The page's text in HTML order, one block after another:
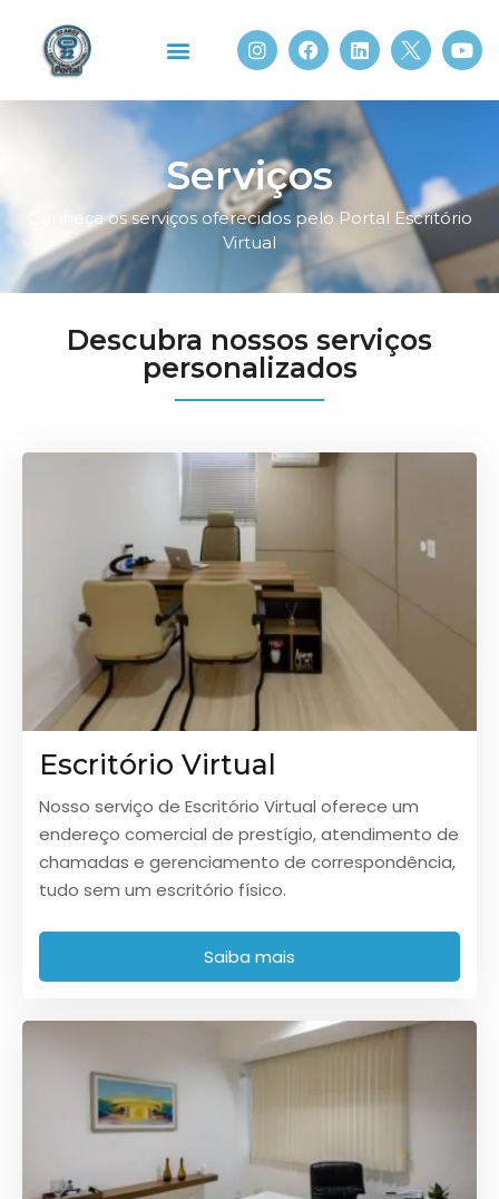
Serviços
Conheça os serviços oferecidos pelo Portal Escritório
Virtual
Descubra nossos serviços
personalizados
Escritório Virtual
Nosso serviço de Escritório Virtual oferece um
endereço comercial de prestígio, atendimento de
chamadas e gerenciamento de correspondência,
tudo sem um escritório físico.
Saiba mais